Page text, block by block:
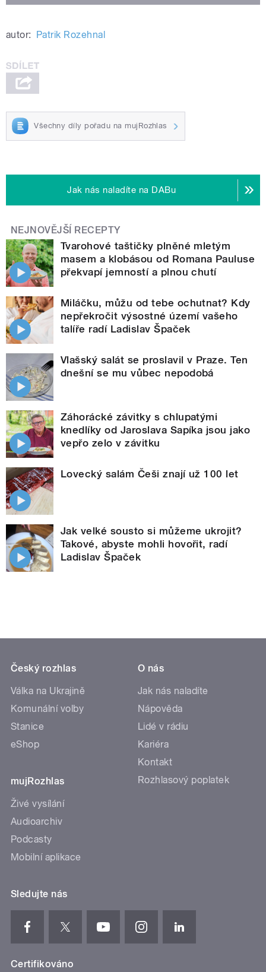
autor: Patrik Rozehnal
Všechny díly pořadu na mujRozhlas
Jak nás naladíte na DABu
NEJNOVĚJŠÍ RECEPTY
Tvarohové taštičky plněné mletým
masem a klobásou od Romana Pauluse
překvapí jemností a plnou chutí
Miláčku, můžu od tebe ochutnat? Kdy
nepřekročit výsostné území vašeho
talíře radí Ladislav Špaček
Vlašský salát se proslavil v Praze. Ten
dnešní se mu vůbec nepodobá
Záhorácké závitky s chlupatými
knedlíky od Jaroslava Sapíka jsou jako
vepřo zelo v závitku
Lovecký salám Češi znají už 100 let
Jak velké sousto si můžeme ukrojit?
Takové, abyste mohli hovořit, radí
Ladislav Špaček
Český rozhlas
Válka na Ukrajině
Komunální volby
Stanice
eShop
mujRozhlas
Živé vysílání
Audioarchiv
Podcasty
Mobilní aplikace
O nás
Jak nás naladíte
Nápověda
Lidé v rádiu
Kariéra
Kontakt
Rozhlasový poplatek
Sledujte nás
Certifikováno